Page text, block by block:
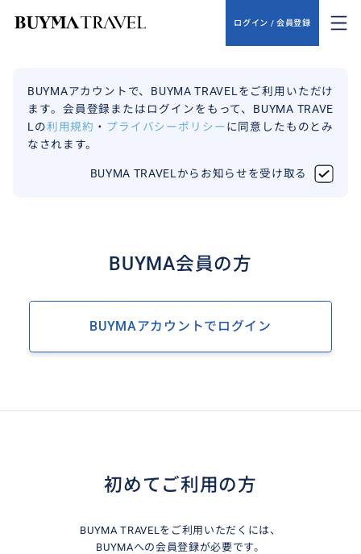
ログイン / 会員登録
BUYMAアカウントで、BUYMA TRAVELをご利用いただけ
ます。会員登録またはログインをもって、BUYMA TRAVE
Lの利用規約 ・ プライバシーポリシー に同意したものとみ
なされます。
BUYMA TRAVELからお知らせを受け取る
BUYMA会員の方
BUYMAアカウントでログイン
初めてご利用の方
BUYMA TRAVELをご利用いただくには、
BUYMAへの会員登録が必要です。